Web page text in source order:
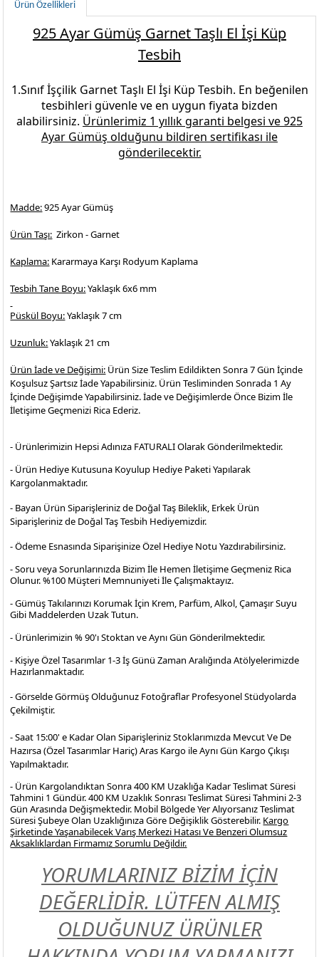
Ürün Özellikleri
925 Ayar Gümüş Garnet Taşlı El İşi Küp
Tesbih
1.Sınıf İşçilik Garnet Taşlı El İşi Küp Tesbih. En beğenilen
tesbihleri güvenle ve en uygun fiyata bizden
alabilirsiniz. Ürünlerimiz 1 yıllık garanti belgesi ve925
Ayar Gümüş olduğunu bildiren sertifikası ile
gönderilecektir.
Madde:925 Ayar Gümüş
Ürün Taşı: Zirkon - Garnet
Kaplama: Kararmaya Karşı Rodyum Kaplama
Tesbih Tane Boyu:Yaklaşık 6x6 mm
Püskül Boyu:Yaklaşık 7 cm
Uzunluk:Yaklaşık 21 cm
Ürün İade ve Değişimi: Ürün Size Teslim Edildikten Sonra 7 Gün İçinde
Koşulsuz Şartsız İade Yapabilirsiniz. Ürün Tesliminden Sonrada 1 Ay
İçinde Değişimde Yapabilirsiniz. İade ve Değişimlerde Önce Bizim İle
İletişime Geçmenizi Rica Ederiz.
- Ürünlerimizin Hepsi Adınıza FATURALI Olarak Gönderilmektedir.
- Ürün Hediye Kutusuna Koyulup Hediye Paketi Yapılarak
Kargolanmaktadır.
- Bayan Ürün Siparişleriniz de Doğal Taş Bileklik, Erkek Ürün
Siparişleriniz de Doğal Taş Tesbih Hediyemizdir.
- Ödeme Esnasında Siparişinize Özel Hediye Notu Yazdırabilirsiniz.
- Soru veya Sorunlarınızda Bizim İle Hemen İletişime Geçmeniz Rica
Olunur. %100 Müşteri Memnuniyeti İle Çalışmaktayız.
- Gümüş Takılarınızı Korumak İçin Krem, Parfüm, Alkol, Çamaşır Suyu
Gibi Maddelerden Uzak Tutun.
- Ürünlerimizin % 90'ı Stoktan ve Aynı Gün Gönderilmektedir.
- Kişiye Özel Tasarımlar 1-3 İş Günü Zaman Aralığında Atölyelerimizde
Hazırlanmaktadır.
- Görselde Görmüş Olduğunuz Fotoğraflar ProfesyonelStüdyolarda
Çekilmiştir.
- Saat 15:00' e Kadar Olan Siparişleriniz Stoklarımızda Mevcut Ve De
Hazırsa (Özel Tasarımlar Hariç) Aras Kargo ile Aynı Gün Kargo Çıkışı
Yapılmaktadır.
- Ürün Kargolandıktan Sonra 400 KM Uzaklığa Kadar Teslimat Süresi
Tahmini 1 Gündür. 400 KM Uzaklık Sonrası Teslimat Süresi Tahmini 2-3
Gün Arasında Değişmektedir. Mobil Bölgede Yer Alıyorsanız Teslimat
Süresi Şubeye Olan Uzaklığınıza Göre Değişiklik Gösterebilir. Kargo
Şirketinde Yaşanabilecek Varış Merkezi Hatası Ve Benzeri Olumsuz
Aksaklıklardan Firmamız Sorumlu Değildir.
YORUMLARINIZ BİZİM İÇİN
DEĞERLİDİR. LÜTFEN ALMIŞ
OLDUĞUNUZ ÜRÜNLER